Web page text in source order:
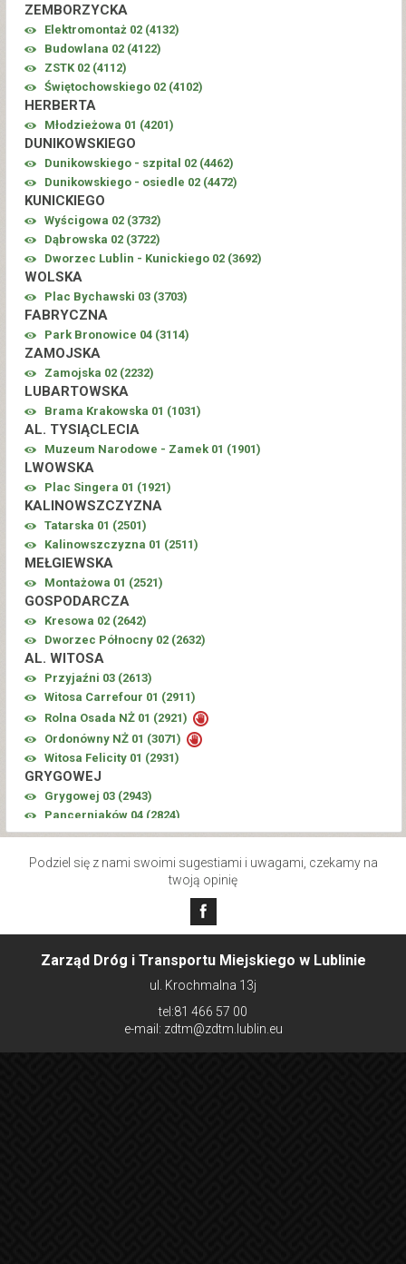
ZEMBORZYCKA
Elektromontaż 02 (4132)
Budowlana 02 (4122)
ZSTK 02 (4112)
Świętochowskiego 02 (4102)
HERBERTA
Młodzieżowa 01 (4201)
DUNIKOWSKIEGO
Dunikowskiego - szpital 02 (4462)
Dunikowskiego - osiedle 02 (4472)
KUNICKIEGO
Wyścigowa 02 (3732)
Dąbrowska 02 (3722)
Dworzec Lublin - Kunickiego 02 (3692)
WOLSKA
Plac Bychawski 03 (3703)
FABRYCZNA
Park Bronowice 04 (3114)
ZAMOJSKA
Zamojska 02 (2232)
LUBARTOWSKA
Brama Krakowska 01 (1031)
AL. TYSIĄCLECIA
Muzeum Narodowe - Zamek 01 (1901)
LWOWSKA
Plac Singera 01 (1921)
KALINOWSZCZYZNA
Tatarska 01 (2501)
Kalinowszczyzna 01 (2511)
MEŁGIEWSKA
Montażowa 01 (2521)
GOSPODARCZA
Kresowa 02 (2642)
Dworzec Północny 02 (2632)
AL. WITOSA
Przyjaźni 03 (2613)
Witosa Carrefour 01 (2911)
Rolna Osada NŻ 01 (2921)
Ordonówny NŻ 01 (3071)
Witosa Felicity 01 (2931)
GRYGOWEJ
Grygowej 03 (2943)
Pancerniaków 04 (2824)
PANCERNIAKÓW
Podziel się z nami swoimi sugestiami i uwagami, czekamy na
twoją opinię
Zarząd Dróg i Transportu Miejskiego w Lublinie
ul. Krochmalna 13j
tel:81 466 57 00
e-mail: zdtm@zdtm.lublin.eu